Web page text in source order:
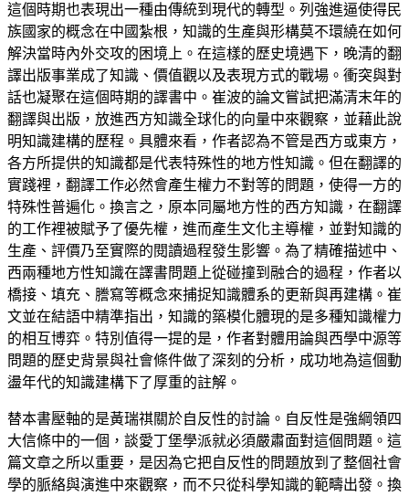
這個時期也表現出一種由傳統到現代的轉型。列強進逼使得民
族國家的概念在中國紮根，知識的生產與形構莫不環繞在如何
解決當時內外交攻的困境上。在這樣的歷史境遇下，晚清的翻
譯出版事業成了知識、價值觀以及表現方式的戰場。衝突與對
話也凝聚在這個時期的譯書中。崔波的論文嘗試把滿清末年的
翻譯與出版，放進西方知識全球化的向量中來觀察，並藉此說
明知識建構的歷程。具體來看，作者認為不管是西方或東方，
各方所提供的知識都是代表特殊性的地方性知識。但在翻譯的
實踐裡，翻譯工作必然會產生權力不對等的問題，使得一方的
特殊性普遍化。換言之，原本同屬地方性的西方知識，在翻譯
的工作裡被賦予了優先權，進而產生文化主導權，並對知識的
生產、評價乃至實際的閱讀過程發生影響。為了精確描述中、
西兩種地方性知識在譯書問題上從碰撞到融合的過程，作者以
橋接、填充、謄寫等概念來捕捉知識體系的更新與再建構。崔
文並在結語中精準指出，知識的築模化體現的是多種知識權力
的相互博弈。特別值得一提的是，作者對體用論與西學中源等
問題的歷史背景與社會條件做了深刻的分析，成功地為這個動
盪年代的知識建構下了厚重的註解。
替本書壓軸的是黃瑞祺關於自反性的討論。自反性是強綱領四
大信條中的一個，談愛丁堡學派就必須嚴肅面對這個問題。這
篇文章之所以重要，是因為它把自反性的問題放到了整個社會
學的脈絡與演進中來觀察，而不只從科學知識的範疇出發。換